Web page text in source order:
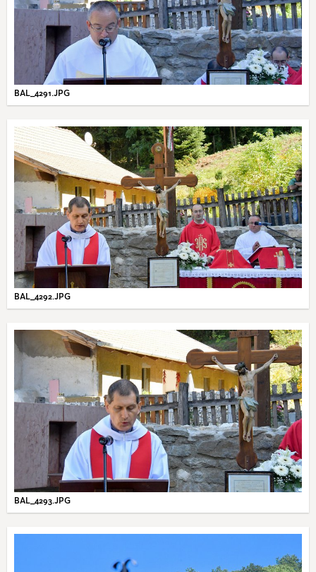
BAL_4291.JPG
BAL_4292.JPG
BAL_4293.JPG